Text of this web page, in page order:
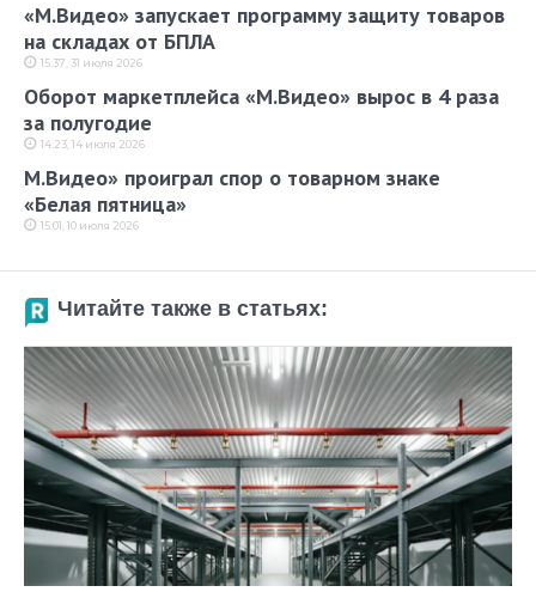
«М.Видео» запускает программу защиту товаров
на складах от БПЛА
15:37, 31 июля 2026
Оборот маркетплейса «М.Видео» вырос в 4 раза
за полугодие
14:23, 14 июля 2026
М.Видео» проиграл спор о товарном знаке
«Белая пятница»
15:01, 10 июля 2026
Читайте также в статьях: